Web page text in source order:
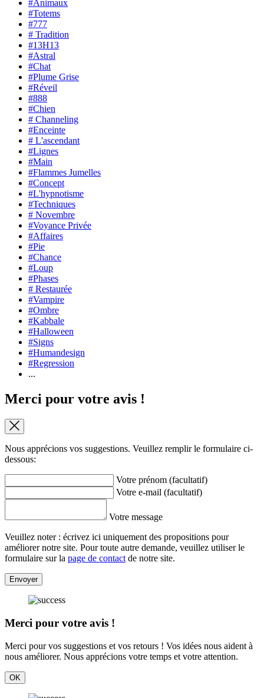
#Animaux
#Totems
#777
# Tradition
#13H13
#Astral
#Chat
#Plume Grise
#Réveil
#888
#Chien
# Channeling
#Enceinte
# L'ascendant
#Lignes
#Main
#Flammes Jumelles
#Concept
#L'hypnotisme
#Techniques
# Novembre
#Voyance Privée
#Affaires
#Pie
#Chance
#Loup
#Phases
# Restaurée
#Vampire
#Ombre
#Kabbale
#Halloween
#Signs
#Humandesign
#Regression
...
Merci pour votre avis !
Nous apprécions vos suggestions. Veuillez remplir le formulaire ci-
dessous:
Votre prénom (facultatif)
Votre e-mail (facultatif)
Votre message
Veuillez noter : écrivez ici uniquement des propositions pour
améliorer notre site. Pour toute autre demande, veuillez utiliser le
formulaire sur la page de contact de notre site.
Envoyer
Merci pour votre avis !
Merci pour vos suggestions et vos retours ! Vos idées nous aident à
nous améliorer. Nous apprécions votre temps et votre attention.
OK